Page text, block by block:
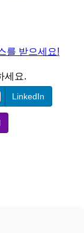
를 받으세요!
세요.
LinkedIn